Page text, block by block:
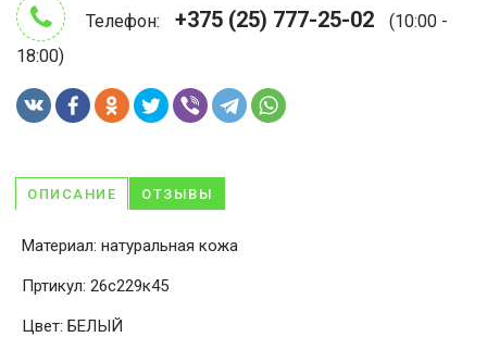
Телефон: +375 (25) 777-25-02
(10:00 -
18:00)
ОПИСАНИЕ ОТЗЫВЫ
Материал: натуральная кожа
Пртикул: 26с229к45
Цвет: БЕЛЫЙ